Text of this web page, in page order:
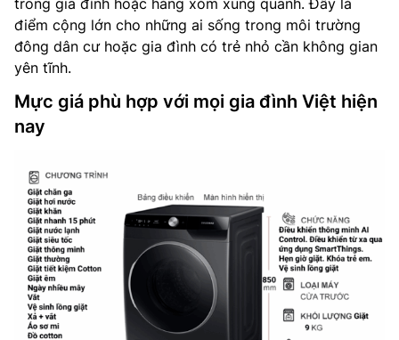
điểm cộng lớn cho những ai sống trong môi trường
đông dân cư hoặc gia đình có trẻ nhỏ cần không gian
yên tĩnh.
Mực giá phù hợp với mọi gia đình Việt hiện
nay